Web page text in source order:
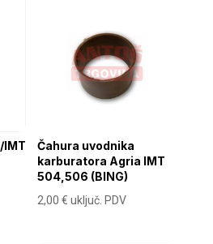
IMT
Čahura uvodnika
karburatora Agria IMT
504,506 (BING)
2,00€ uključ. PDV